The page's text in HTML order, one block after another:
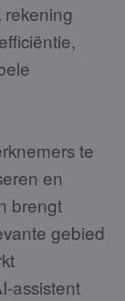
te
en
brengt
gebied
assistent